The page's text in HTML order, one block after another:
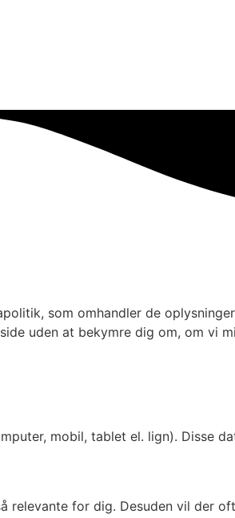
som omhandler de
uden at bekymre dig om, om vi
mobil, tablet el. lign). Disse
for dig. Desuden vil der